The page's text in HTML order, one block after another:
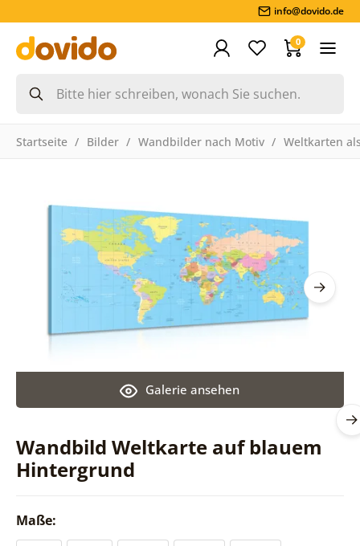
info@dovido.de
0
Startseite Bilder Wandbilder nach Motiv Weltkarten
Wandbild Weltkarte auf blauem
Hintergrund
Galerie ansehen
Maße: